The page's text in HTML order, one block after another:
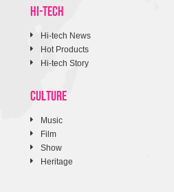
HI-TECH
Hi-tech News
Hot Products
Hi-tech Story
CULTURE
Music
Film
Show
Heritage